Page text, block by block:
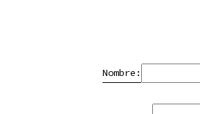
Nombre: